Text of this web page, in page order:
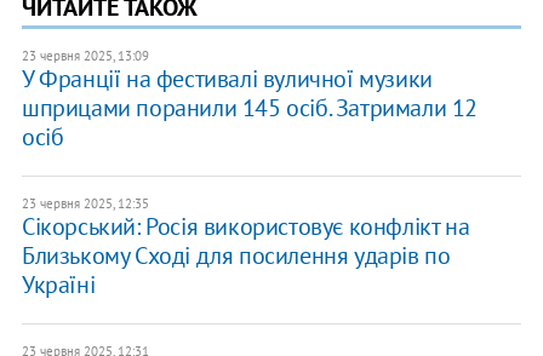
ЧИТАЙТЕ ТАКОЖ
23 червня 2025, 13:09
У Франції на фестивалі вуличної музики
шприцами поранили 145 осіб. Затримали 12
осіб
23 червня 2025, 12:35
Сікорський: Росія використовує конфлікт на
Близькому Сході для посилення ударів по
Україні
23 червня 2025, 12:31